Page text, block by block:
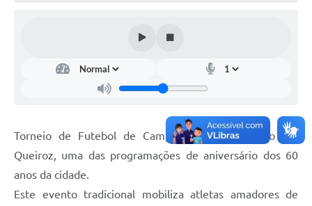
Torneio de Futebol de Campo 2025 é realizado em
Queiroz, uma das programações de aniversário dos 60
anos da cidade.
Este evento tradicional mobiliza atletas amadores de